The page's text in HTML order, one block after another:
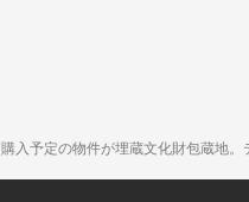
購入予定の物件が埋蔵文化財包蔵地。